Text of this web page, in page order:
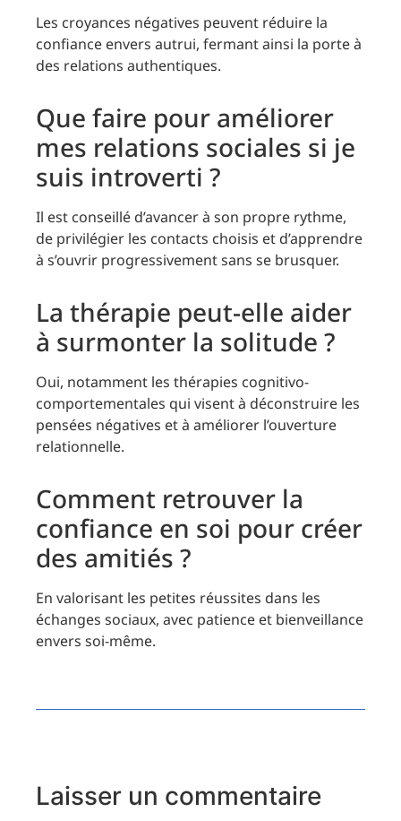
Les croyances négatives peuvent réduire la
confiance envers autrui, fermant ainsi la porte à
des relations authentiques.
Que faire pour améliorer
mes relations sociales si je
suis introverti ?
Il est conseillé d’avancer à son propre rythme,
de privilégier les contacts choisis et d’apprendre
à s’ouvrir progressivement sans se brusquer.
La thérapie peut-elle aider
à surmonter la solitude ?
Oui, notamment les thérapies cognitivo-
comportementales qui visent à déconstruire les
pensées négatives et à améliorer l’ouverture
relationnelle.
Comment retrouver la
confiance en soi pour créer
des amitiés ?
En valorisant les petites réussites dans les
échanges sociaux, avec patience et bienveillance
envers soi-même.
Laisser un commentaire